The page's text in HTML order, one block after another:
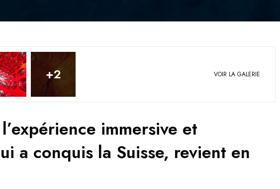
+2 VOIR LA GALERIE
immersive et
a conquis la Suisse, revient en